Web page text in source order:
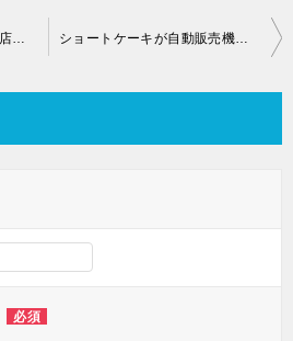
必須